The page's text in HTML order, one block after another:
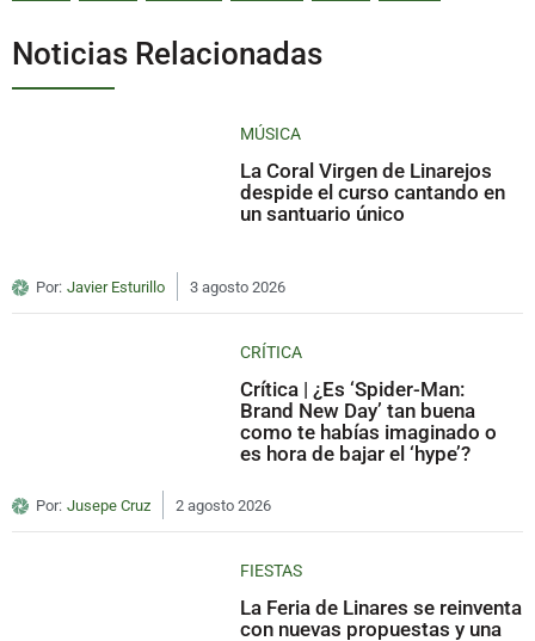
Noticias Relacionadas
MÚSICA
La Coral Virgen de Linarejos
despide el curso cantando en
un santuario único
Por: Javier Esturillo 3 agosto 2026
CRÍTICA
Crítica | ¿Es ‘Spider-Man:
Brand New Day’ tan buena
como te habías imaginado o
es hora de bajar el ‘hype’?
Por: Jusepe Cruz 2 agosto 2026
FIESTAS
La Feria de Linares se reinventa
con nuevas propuestas y una